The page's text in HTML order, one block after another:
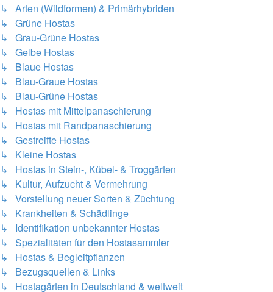
↳ Arten (Wildformen) & Primärhybriden
↳ Grüne Hostas
↳ Grau-Grüne Hostas
↳ Gelbe Hostas
↳ Blaue Hostas
↳ Blau-Graue Hostas
↳ Blau-Grüne Hostas
↳ Hostas mit Mittelpanaschierung
↳ Hostas mit Randpanaschierung
↳ Gestreifte Hostas
↳ Kleine Hostas
↳ Hostas in Stein-, Kübel- & Troggärten
↳ Kultur, Aufzucht & Vermehrung
↳ Vorstellung neuer Sorten & Züchtung
↳ Krankheiten & Schädlinge
↳ Identifikation unbekannter Hostas
↳ Spezialitäten für den Hostasammler
↳ Hostas & Begleitpflanzen
↳ Bezugsquellen & Links
↳ Hostagärten in Deutschland & weltweit